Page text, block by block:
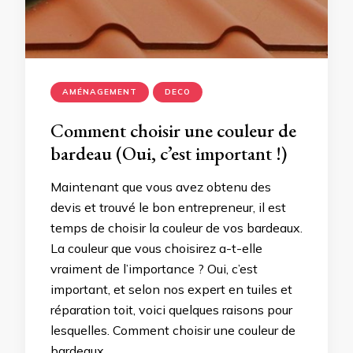
AMÉNAGEMENT DECO
Comment choisir une couleur de
bardeau (Oui, c’est important !)
Maintenant que vous avez obtenu des
devis et trouvé le bon entrepreneur, il est
temps de choisir la couleur de vos bardeaux.
La couleur que vous choisirez a-t-elle
vraiment de l’importance ? Oui, c’est
important, et selon nos expert en tuiles et
réparation toit, voici quelques raisons pour
lesquelles. Comment choisir une couleur de